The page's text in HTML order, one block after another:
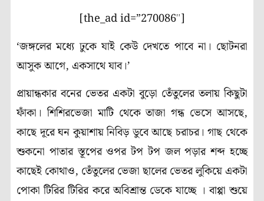
[the_ad id=”270086″]
‘জঙ্গলেরমধ্যে ঢুকে যাই কেউ দেখতে পাবে না। ছোটনরা
আসুক আগে, একসাথে যাব।’
প্রায়ান্ধকার বনের ভেতর একটা বুড়ো তেঁতুলের তলায় কিছুটা
ফাঁকা। শিশিরভেজা মাটি থেকে তাজা গন্ধ ভেসে আসছে,
কাছে দূরে ঘন কুয়াশায় নিবিড় ডুবে আছে চরাচর। গাছ থেকে
শুকনো পাতার স্তূপের ওপর টপ টপ জল পড়ার শব্দ হচ্ছে
কাছেই কোথাও, তেঁতুলের ভেজা ছালের ভেতর লুকিয়ে একটা
পোকা টিরির টিরির করে অবিশ্রান্ত ডেকে যাচ্ছে । বাপ্পা শুয়ে